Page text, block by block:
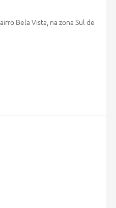
Bela Vista, na zona Sul de